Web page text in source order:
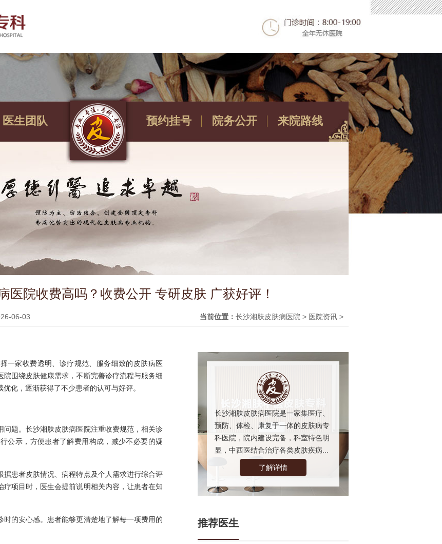
医生团队 预约挂号 院务公开 来院路线
医院收费高吗？收费公开 专研皮肤 广获好评！
06-03 当前位置： 长沙湘肤皮肤病医院 > 医院资讯 >
一家收费透明、诊疗规范、服务细致的皮肤病医
围绕皮肤健康需求，不断完善诊疗流程与服务细
化，逐渐获得了不少患者的认可与好评。
题。长沙湘肤皮肤病医院注重收费规范，相关诊
公示，方便患者了解费用构成，减少不必要的疑
患者皮肤情况、病程特点及个人需求进行综合评
项目时，医生会提前说明相关内容，让患者在知
的安心感。患者能够更清楚地了解每一项费用的
长沙湘肤皮肤病医院是一家集医疗、
预防、体检、康复于一体的皮肤病专
科医院，院内建设完备，科室特色明
显，中西医结合治疗各类皮肤疾病...
了解详情
推荐医生